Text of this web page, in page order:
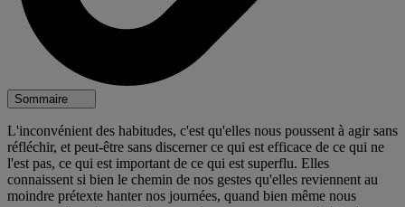
Sommaire
L'inconvénient des habitudes, c'est qu'elles nous poussent à agir sans
réfléchir, et peut-être sans discerner ce qui est efficace de ce qui ne
l'est pas, ce qui est important de ce qui est superflu. Elles
connaissent si bien le chemin de nos gestes qu'elles reviennent au
moindre prétexte hanter nos journées, quand bien même nous